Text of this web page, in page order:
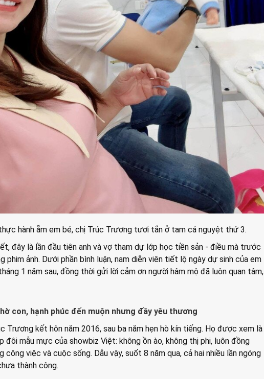
hành ẵm em bé, chị Trúc Trương tươi tắn ở tam cá nguyệt thứ 3.
đây là lần đầu tiên anh và vợ tham dự lớp học tiền sản - điều mà trước
phim ảnh. Dưới phần bình luận, nam diễn viên tiết lộ ngày dự sinh của em
1 năm sau, đồng thời gửi lời cảm ơn người hâm mộ đã luôn quan tâm,
con, hạnh phúc đến muộn nhưng đầy yêu thương
Trương kết hôn năm 2016, sau ba năm hẹn hò kín tiếng. Họ được xem là
đôi mẫu mực của showbiz Việt: không ồn ào, không thị phi, luôn đồng
công việc và cuộc sống. Dẫu vậy, suốt 8 năm qua, cả hai nhiều lần ngóng
thành công.